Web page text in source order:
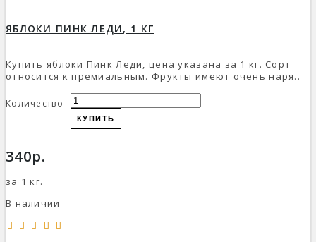
ЯБЛОКИ ПИНК ЛЕДИ, 1 КГ
Купить яблоки Пинк Леди, цена указана за 1 кг. Сорт
относится к премиальным. Фрукты имеют очень наря..
Количество
КУПИТЬ
340р.
за 1 кг.
В наличии